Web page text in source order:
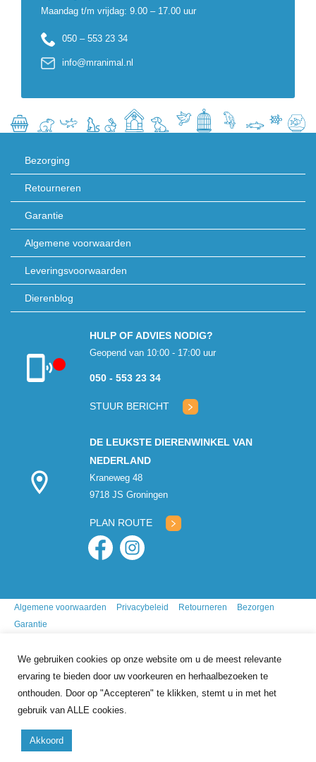
We gebruiken cookies op onze website om u de meest relevante
ervaring te bieden door uw voorkeuren en herhaalbezoeken te
onthouden. Door op "Accepteren" te klikken, stemt u in met het
gebruik van ALLE cookies.
Akkoord
Maandag t/m vrijdag: 9.00 – 17.00 uur
050 – 553 23 34
info@mranimal.nl
Bezorging
Retourneren
Garantie
Algemene voorwaarden
Leveringsvoorwaarden
Dierenblog
Klantenservice
HULP OF ADVIES NODIG?
Geopend van 10:00 - 17:00 uur
050 - 553 23 34
STUUR BERICHT
DE LEUKSTE DIERENWINKEL VAN
NEDERLAND
Kraneweg 48
9718 JS Groningen
PLAN ROUTE
Algemene voorwaarden Privacybeleid Retourneren
Bezorgen
Garantie
Copyright 2026 Mr. Animal